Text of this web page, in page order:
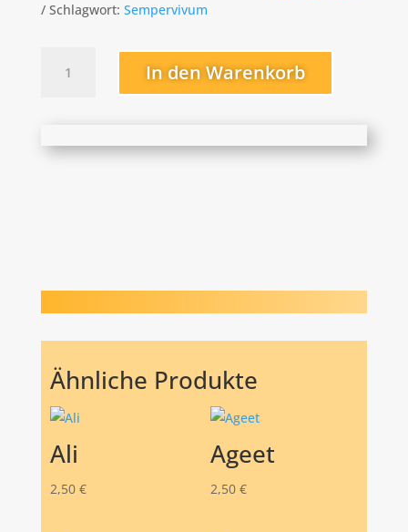
Schlagwort: Sempervivum
Menge
In den Warenkorb
Ähnliche Produkte
Ali
2,50 €
Ageet
2,50 €